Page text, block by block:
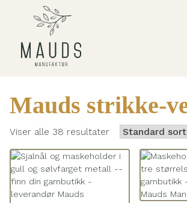
Mauds strikke-
Viser alle 38 resultater